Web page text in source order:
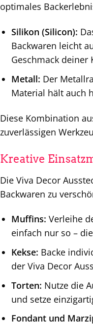
optimales
Silikon (Silicon):
Backwaren leicht
Geschmack
Metall: Der
Material hält auch
Diese Kombination
zuverlässigen
Kreative
Die Viva Decor
Backwaren zu
Muffins: Verleihe
einfach nur so –
Kekse: Backe
der Viva Decor
Torten: Nutze die
und setze
Fondant und